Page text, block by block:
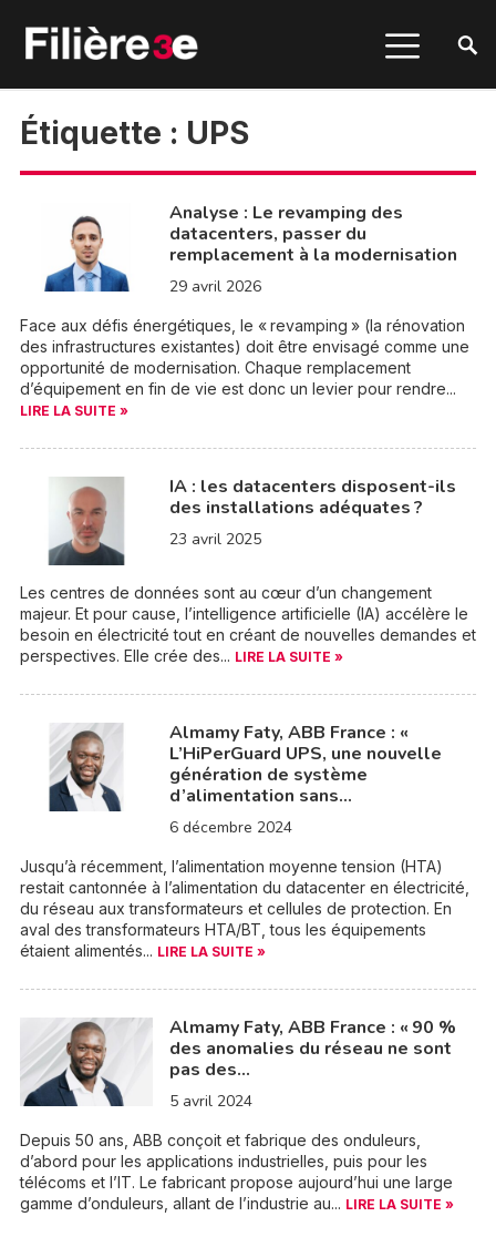
Étiquette : UPS
Analyse : Le revamping des
datacenters, passer du
remplacement à la modernisation
29 avril 2026
Face aux défis énergétiques, le « revamping » (la rénovation
des infrastructures existantes) doit être envisagé comme une
opportunité de modernisation. Chaque remplacement
d’équipement en fin de vie est donc un levier pour rendre...
LIRE LA SUITE »
IA : les datacenters disposent-ils
des installations adéquates ?
23 avril 2025
Les centres de données sont au cœur d’un changement
majeur. Et pour cause, l’intelligence artificielle (IA) accélère le
besoin en électricité tout en créant de nouvelles demandes et
perspectives. Elle crée des... LIRE LA SUITE »
Almamy Faty, ABB France : «
L’HiPerGuard UPS, une nouvelle
génération de système
d’alimentation sans…
6 décembre 2024
Jusqu’à récemment, l’alimentation moyenne tension (HTA)
restait cantonnée à l’alimentation du datacenter en électricité,
du réseau aux transformateurs et cellules de protection. En
aval des transformateurs HTA/BT, tous les équipements
étaient alimentés... LIRE LA SUITE »
Almamy Faty, ABB France : « 90 %
des anomalies du réseau ne sont
pas des…
5 avril 2024
Depuis 50 ans, ABB conçoit et fabrique des onduleurs,
d’abord pour les applications industrielles, puis pour les
télécoms et l’IT. Le fabricant propose aujourd’hui une large
gamme d’onduleurs, allant de l’industrie au... LIRE LA SUITE »